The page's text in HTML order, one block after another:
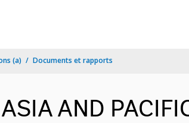
(a) Documents et rapports
AND